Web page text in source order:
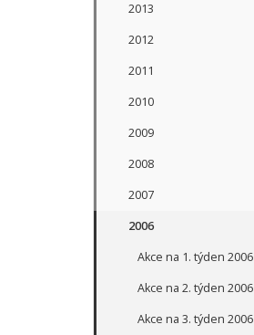
2013
2012
2011
2010
2009
2008
2007
2006
Akce na 1. týden 2006
Akce na 2. týden 2006
Akce na 3. týden 2006